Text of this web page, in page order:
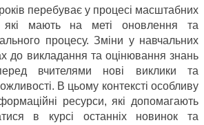
перебуває у процесі масштабних
які мають на меті оновлення та
процесу. Зміни у навчальних
до викладання та оцінювання знань
вчителями нові виклики та
В цьому контексті особливу
ресурси, які допомагають
в курсі останніх новинок та